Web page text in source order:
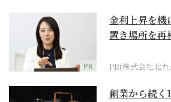
PR
金利上昇を機
置き場所を再
PR(株式会社北
創業から続く